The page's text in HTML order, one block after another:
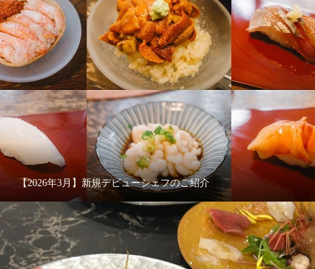
【2026年3月】新規デビューシェフのご紹介